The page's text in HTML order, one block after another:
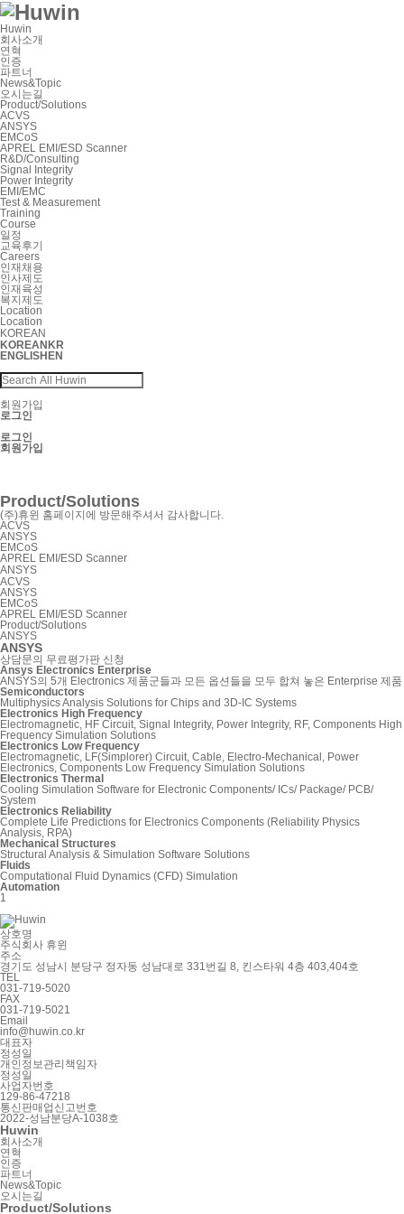
Huwin
회사소개
연혁
인증
파트너
News&Topic
오시는길
Product/Solutions
ACVS
ANSYS
EMCoS
APREL EMI/ESD Scanner
R&D/Consulting
Signal Integrity
Power Integrity
EMI/EMC
Test & Measurement
Training
Course
일정
교육후기
Careers
인재채용
인사제도
인재육성
복지제도
Location
Location
KOREAN
KOREANKR
ENGLISHEN
회원가입
로그인
로그인
회원가입
Product/Solutions
(주)휴윈 홈페이지에 방문해주셔서 감사합니다.
ACVS
ANSYS
EMCoS
APREL EMI/ESD Scanner
ANSYS
ACVS
ANSYS
EMCoS
APREL EMI/ESD Scanner
Product/Solutions
ANSYS
ANSYS
상담문의 무료평가판 신청
Ansys Electronics Enterprise
ANSYS의 5개 Electronics 제품군들과 모든 옵션들을 모두 합쳐 놓은 Enterprise 제품
Semiconductors
Multiphysics Analysis Solutions for Chips and 3D-IC Systems
Electronics High Frequency
Electromagnetic, HF Circuit, Signal Integrity, Power Integrity, RF, Components High
Frequency Simulation Solutions
Electronics Low Frequency
Electromagnetic, LF(Simplorer) Circuit, Cable, Electro-Mechanical, Power
Electronics, Components Low Frequency Simulation Solutions
Electronics Thermal
Cooling Simulation Software for Electronic Components/ ICs/ Package/ PCB/
System
Electronics Reliability
Complete Life Predictions for Electronics Components (Reliability Physics
Analysis, RPA)
Mechanical Structures
Structural Analysis & Simulation Software Solutions
Fluids
Computational Fluid Dynamics (CFD) Simulation
Automation
1
상호명
주식회사 휴윈
주소
경기도 성남시 분당구 정자동 성남대로 331번길 8, 킨스타워 4층 403,404호
TEL
031-719-5020
FAX
031-719-5021
Email
info@huwin.co.kr
대표자
정성일
개인정보관리책임자
정성일
사업자번호
129-86-47218
통신판매업신고번호
2022-성남분당A-1038호
Huwin
회사소개
연혁
인증
파트너
News&Topic
오시는길
Product/Solutions